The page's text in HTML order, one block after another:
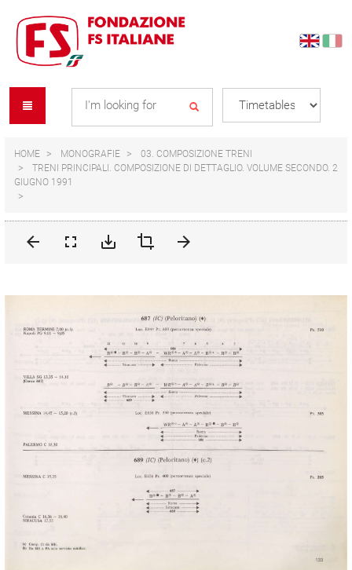
content
navigation
menu
HOME MONOGRAFIE
03. COMPOSIZIONE TRENI
TRENI PRINCIPALI. COMPOSIZIONE DI DETTAGLIO. VOLUME SECONDO. 2
GIUGNO 1991